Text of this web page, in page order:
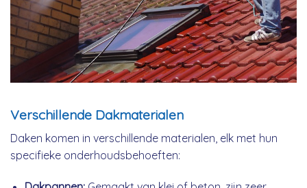
Verschillende Dakmaterialen
Daken komen in verschillende materialen, elk met hun
specifieke onderhoudsbehoeften: